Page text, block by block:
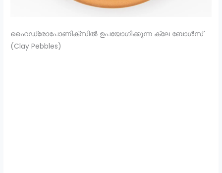
ഹൈഡ്രോപോണിക്സിൽ ഉപയോഗിക്കുന്ന ക്ലേ ബോൾസ്
(Clay Pebbles)